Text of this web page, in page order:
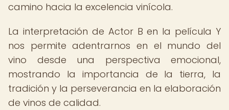
camino hacia la excelencia vinícola.
La interpretación de Actor B en la película Y
nos permite adentrarnos en el mundo del
vino desde una perspectiva emocional,
mostrando la importancia de la tierra, la
tradición y la perseverancia en la elaboración
de vinos de calidad.